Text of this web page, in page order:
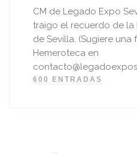
CM de Legado Expo
traigo el recuerdo de la
de Sevilla. (Sugiere
Hemeroteca en
600 ENTRADAS